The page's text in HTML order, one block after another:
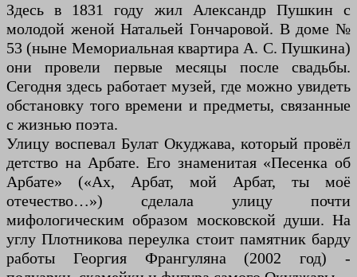
Здесь в 1831 году жил Александр Пушкин с
молодой женой Натальей Гончаровой. В доме №
53 (ныне Мемориальная квартира А. С. Пушкина)
они провели первые месяцы после свадьбы.
Сегодня здесь работает музей, где можно увидеть
обстановку того времени и предметы, связанные
с жизнью поэта.
Улицу воспевал Булат Окуджава, который провёл
детство на Арбате. Его знаменитая «Песенка об
Арбате» («Ах, Арбат, мой Арбат, ты моё
отечество…») сделала улицу почти
мифологическим образом московской души. На
углу Плотникова переулка стоит памятник барду
работы Георгия Франгуляна (2002 год) -